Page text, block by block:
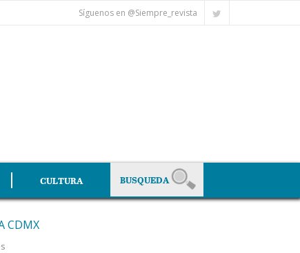
Síguenos en @Siempre_revista
CULTURA
CDMX